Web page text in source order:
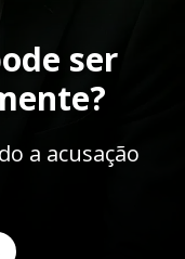
ser
a acusação